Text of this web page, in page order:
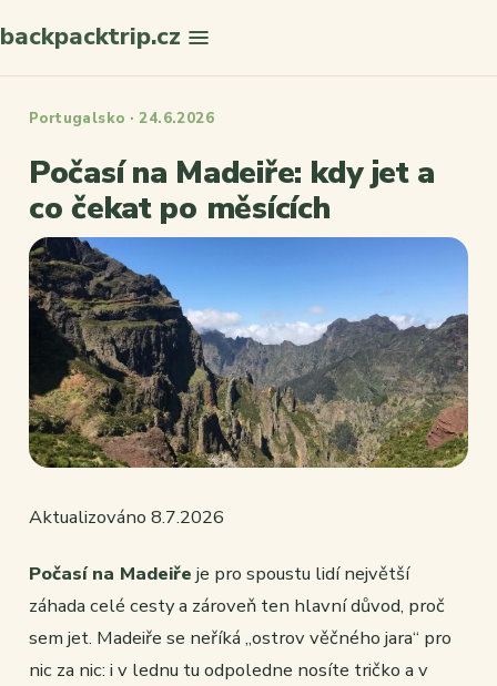
backpacktrip.cz
Portugalsko · 24.6.2026
Počasí na Madeiře: kdy jet a
co čekat po měsících
Aktualizováno 8.7.2026
Počasí na Madeiře je pro spoustu lidí největší
záhada celé cesty a zároveň ten hlavní důvod, proč
sem jet. Madeiře se neříká „ostrov věčného jara“ pro
nic za nic: i v lednu tu odpoledne nosíte tričko a v